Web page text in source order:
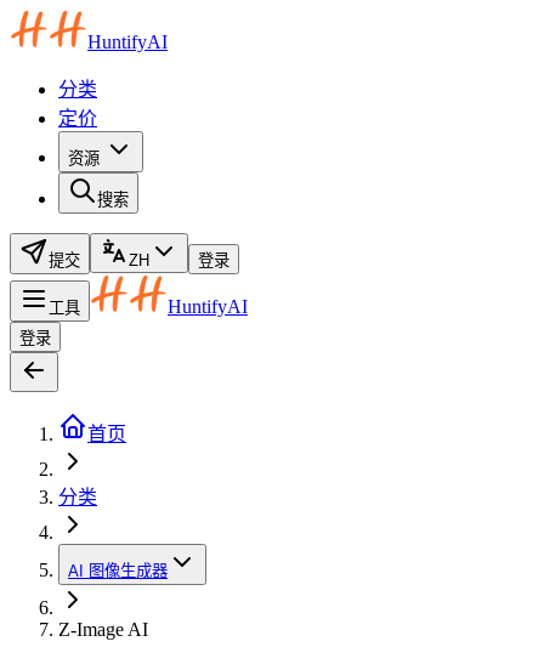
HuntifyAI
分类
定价
资源
搜索
提交 ZH 登录
工具 HuntifyAI
登录
首页
分类
AI 图像生成器
Z-Image AI